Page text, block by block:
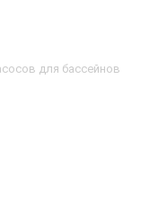
для бассейнов